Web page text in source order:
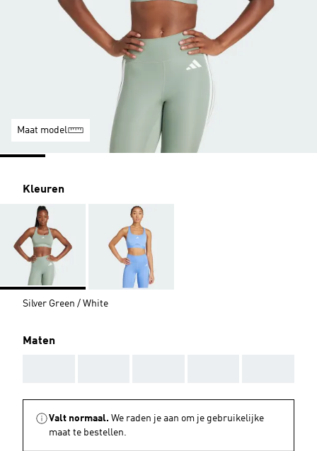
Maat model
Kleuren
Silver Green / White
Maten
Valt normaal. We raden je aan om je gebruikelijke
maat te bestellen.